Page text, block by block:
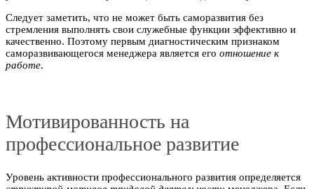
Следует заметить, что не может быть саморазвития без
стремления выполнять свои служебные функции эффективно и
качественно. Поэтому первым диагностическим признаком
саморазвивающегося менеджера является его отношение к
работе.
Мотивированность на
профессиональное развитие
Уровень активности профессионального развития определяется